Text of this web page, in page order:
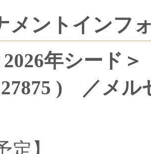
メントインフ
2026年シード
) ／メル